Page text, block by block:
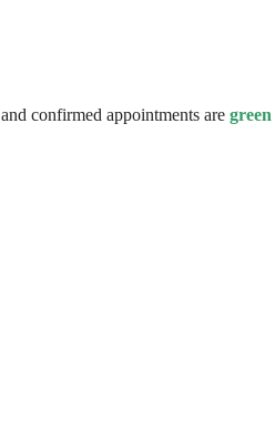
and confirmed appointments are green